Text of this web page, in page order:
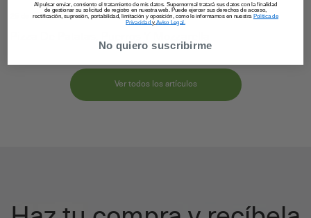
25 de June, 2026
Ver todos los artículos
Al pulsar enviar, consiento el tratamiento de mis datos. Supernormal tratará sus datos con la finalidad
de gestionar su solicitud de registro en nuestra web. Puede ejercer sus derechos de acceso,
rectificación, supresión, portabilidad, limitación y oposición, como le informamos en nuestra Política de
Privacidady Aviso Legal.
No quiero suscribirme